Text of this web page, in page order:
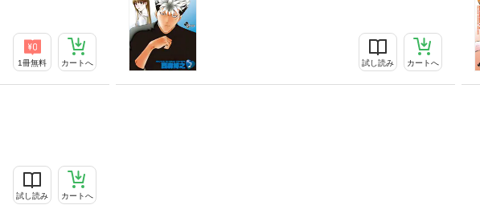
1冊無料 カートへ 試し読み カートへ
試し読み カートへ